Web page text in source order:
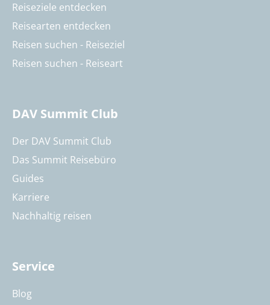
Reiseziele entdecken
Reisearten entdecken
Reisen suchen - Reiseziel
Reisen suchen - Reiseart
DAV Summit Club
Der DAV Summit Club
Das Summit Reisebüro
Guides
Karriere
Nachhaltig reisen
Service
Blog